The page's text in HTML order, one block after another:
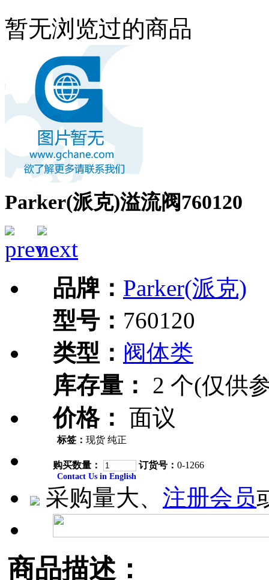
暂无浏览过的商品
Parker(派克)溢流阀760120
品牌： Parker(派克)
型号： 760120
类型： 阀体类
库存量：
2 个(仅供
价格： 面议
标签： 现货 纯正
购买数量： 订货号： 0-1266
Contact Us in English
采购量大、 注册会员
商品描述：